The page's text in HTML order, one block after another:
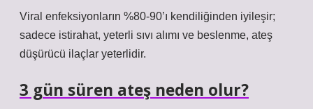
Viral enfeksiyonların %80-90’ı kendiliğinden iyileşir;
sadece istirahat, yeterli sıvı alımı ve beslenme, ateş
düşürücü ilaçlar yeterlidir.
3 gün süren ateş neden olur?